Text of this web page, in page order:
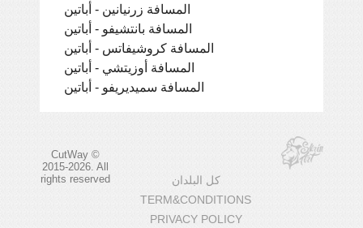
المسافة زرنيانين - أباتين
المسافة بانتشيفو - أباتين
المسافة كروشيفاتس - أباتين
المسافة أوزيتشي - أباتين
المسافة سميديريفو - أباتين
CutWay ©
2015-2026. All
rights reserved
كل البلدان
TERM&CONDITIONS
PRIVACY POLICY